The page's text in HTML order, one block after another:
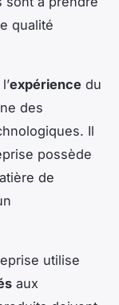
qualité
expérience du
des
Il
possède
de
utilise
aux